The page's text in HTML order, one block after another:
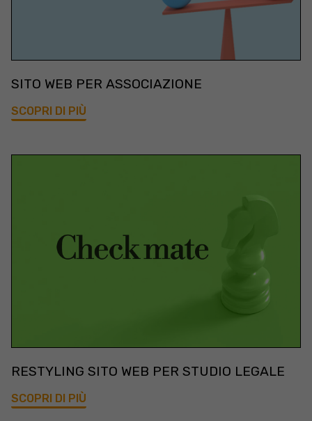
SITO WEB PER ASSOCIAZIONE
SCOPRI DI PIÙ
RESTYLING SITO WEB PER STUDIO LEGALE
SCOPRI DI PIÙ